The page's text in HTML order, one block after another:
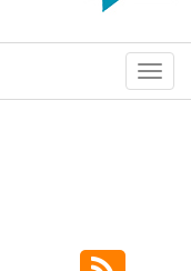
Menu
de